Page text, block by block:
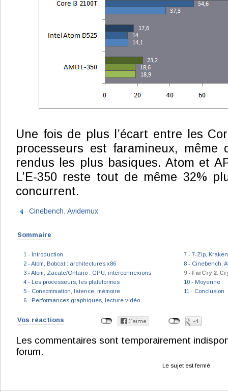
Une fois de plus l’écart entre les
processeurs est faramineux, même
rendus les plus basiques. Atom et
L’E-350 reste tout de même 32%
concurrent.
Cinebench, Avidemux
Sommaire
1 - Introduction
2 - Atom, Bobcat : architectures x86
3 - Atom, Zacate/Ontario : GPU, interconnexions
4 - Les processeurs, les plateformes
5 - Consommation, latence, mémoire
6 - Performances graphiques, lecture vidéo
7 - 7-Zip,
8 - Cinebench,
9 - FarCry 2,
10 - Moyenne
11 - Conclusion
Vos réactions
Les commentaires sont temporairement
forum.
Le sujet est fermé